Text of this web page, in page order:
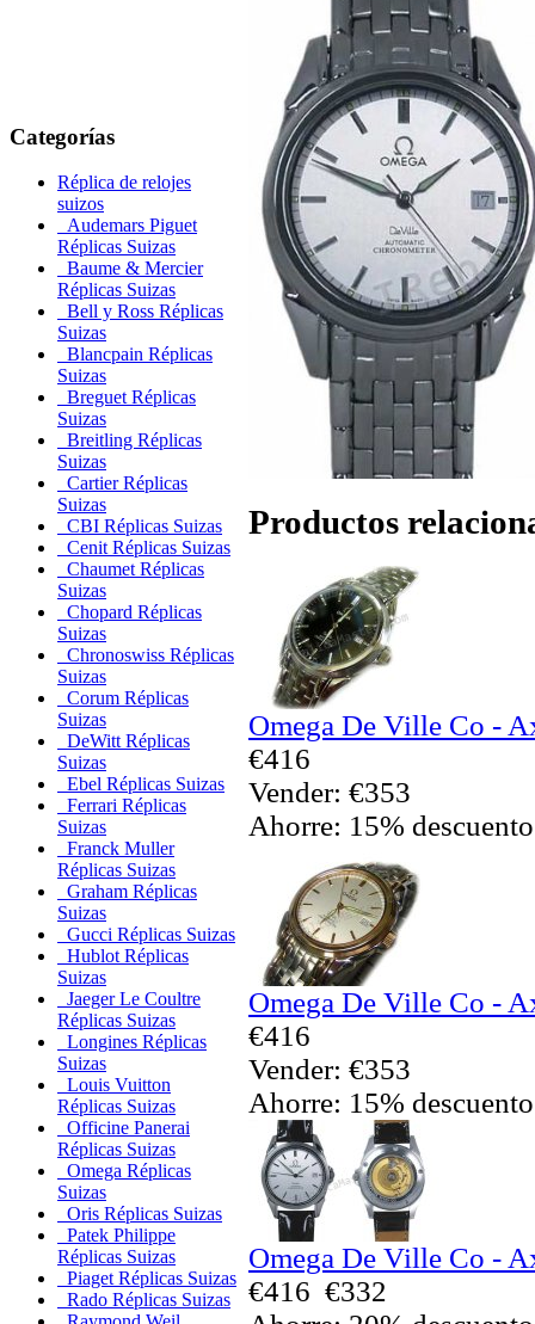
Categorías
Réplica de relojes
suizos
Audemars Piguet
Réplicas Suizas
Baume & Mercier
Réplicas Suizas
Bell y Ross Réplicas
Suizas
Blancpain Réplicas
Suizas
Breguet Réplicas
Suizas
Breitling Réplicas
Suizas
Cartier Réplicas
Suizas
CBI Réplicas Suizas
Cenit Réplicas Suizas
Chaumet Réplicas
Suizas
Chopard Réplicas
Suizas
Chronoswiss Réplicas
Suizas
Corum Réplicas
Suizas
DeWitt Réplicas
Suizas
Ebel Réplicas Suizas
Ferrari Réplicas
Suizas
Franck Muller
Réplicas Suizas
Graham Réplicas
Suizas
Gucci Réplicas Suizas
Hublot Réplicas
Suizas
Jaeger Le Coultre
Réplicas Suizas
Longines Réplicas
Suizas
Louis Vuitton
Réplicas Suizas
Officine Panerai
Réplicas Suizas
Omega Réplicas
Suizas
Oris Réplicas Suizas
Patek Philippe
Réplicas Suizas
Piaget Réplicas Suizas
Rado Réplicas Suizas
Productos
Omega De Ville Co -
€416
Vender: €353
Ahorre: 15% descuento
Omega De Ville Co -
€416
Vender: €353
Ahorre: 15% descuento
Omega De Ville Co -
€416 €332